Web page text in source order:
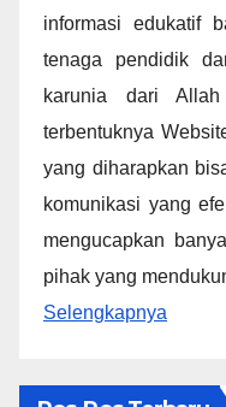
informasi edukatif
tenaga pendidik
karunia dari
terbentuknya
yang diharapkan
komunikasi yang
mengucapkan
pihak yang
Selengkapnya